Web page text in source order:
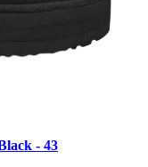
- 43